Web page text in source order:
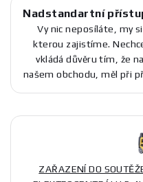
Nadstandartní
Vy nic neposíláte, my
kterou zajistíme.
vkládá důvěru tím, že
našem obchodu, měl při
ZAŘAZENÍ DO